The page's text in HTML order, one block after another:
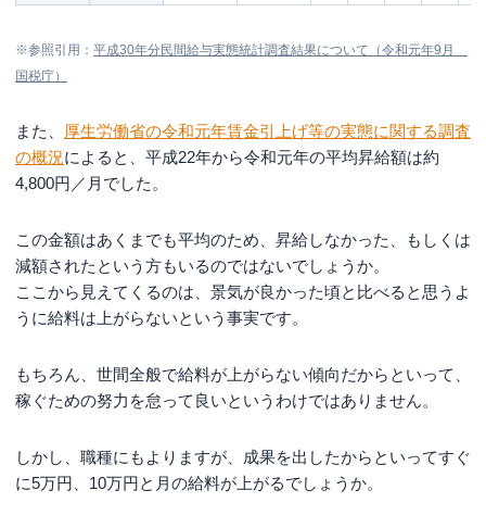
※参照引用： 平成30年分民間給与実態統計調査結果について（令和元年9月
国税庁）
また、
厚生労働省の令和元年賃金引上げ等の実態に関する調査
の概況によると、平成22年から令和元年の平均昇給額は約
4,800円／月でした。
この金額はあくまでも平均のため、昇給しなかった、もしくは
減額されたという方もいるのではないでしょうか。
ここから見えてくるのは、景気が良かった頃と比べると思うよ
うに給料は上がらないという事実です。
もちろん、世間全般で給料が上がらない傾向だからといって、
稼ぐための努力を怠って良いというわけではありません。
しかし、職種にもよりますが、成果を出したからといってすぐ
に5万円、10万円と月の給料が上がるでしょうか。